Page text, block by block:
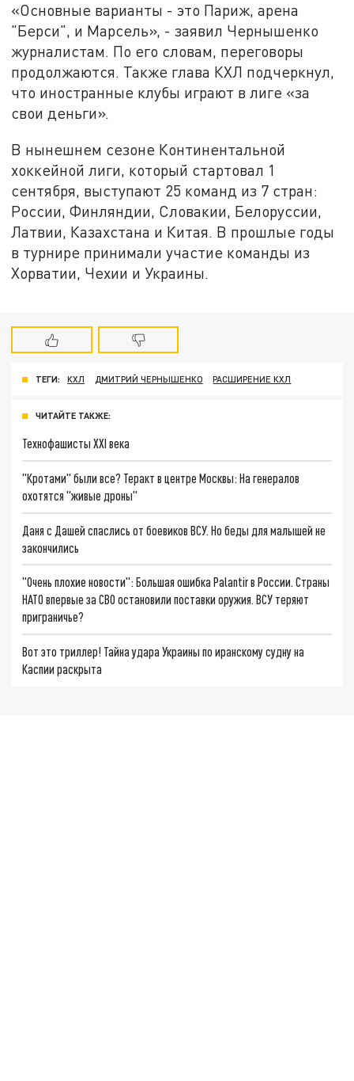
«Основные варианты - это Париж, арена
"Берси", и Марсель», - заявил Чернышенко
журналистам. По его словам, переговоры
продолжаются. Также глава КХЛ подчеркнул,
что иностранные клубы играют в лиге «за
свои деньги».
В нынешнем сезоне Континентальной
хоккейной лиги, который стартовал 1
сентября, выступают 25 команд из 7 стран:
России, Финляндии, Словакии, Белоруссии,
Латвии, Казахстана и Китая. В прошлые годы
в турнире принимали участие команды из
Хорватии, Чехии и Украины.
ТЕГИ: КХЛ ДМИТРИЙ ЧЕРНЫШЕНКО РАСШИРЕНИЕ КХЛ
ЧИТАЙТЕ ТАКЖЕ:
Технофашисты XXI века
"Кротами" были все? Теракт в центре Москвы: На генералов
охотятся "живые дроны"
Даня с Дашей спаслись от боевиков ВСУ. Но беды для малышей не
закончились
"Очень плохие новости": Большая ошибка Palantir в России. Страны
НАТО впервые за СВО остановили поставки оружия. ВСУ теряют
приграничье?
Вот это триллер! Тайна удара Украины по иранскому судну на
Каспии раскрыта